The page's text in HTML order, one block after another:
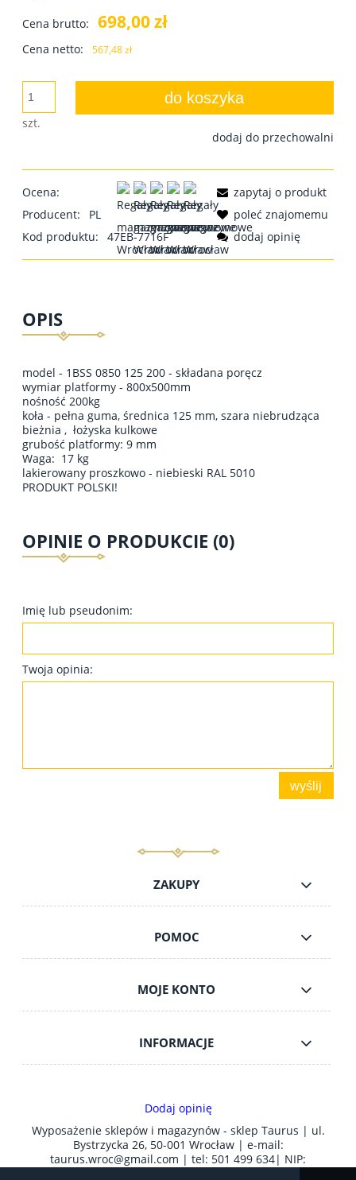
Cena brutto: 698,00 zł
Cena netto: 567,48 zł
szt.
do koszyka
dodaj do przechowalni
Ocena:
Producent:
PL
Kod produktu:
47EB-7716F
zapytaj o produkt
poleć znajomemu
dodaj opinię
OPIS
model - 1BSS 0850 125 200 - składana poręcz
wymiar platformy - 800x500mm
nośność 200kg
koła - pełna guma, średnica 125 mm, szara niebrudząca
bieżnia , łożyska kulkowe
grubość platformy: 9 mm
Waga: 17 kg
lakierowany proszkowo - niebieski RAL 5010
PRODUKT POLSKI!
OPINIE O PRODUKCIE (0)
Imię lub pseudonim:
Twoja opinia:
wyślij
ZAKUPY
POMOC
MOJE KONTO
INFORMACJE
Dodaj opinię
Wyposażenie sklepów i magazynów - sklep Taurus | ul.
Bystrzycka 26, 50-001 Wrocław | e-mail:
taurus.wroc@gmail.com | tel: 501 499 634| NIP: